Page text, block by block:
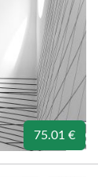
75.01 €